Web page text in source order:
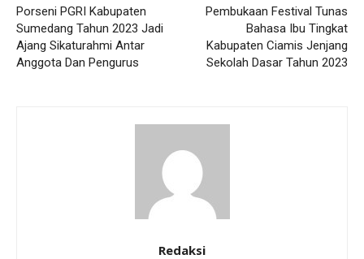
Porseni PGRI Kabupaten
Sumedang Tahun 2023 Jadi
Ajang Sikaturahmi Antar
Anggota Dan Pengurus
Pembukaan Festival Tunas
Bahasa Ibu Tingkat
Kabupaten Ciamis Jenjang
Sekolah Dasar Tahun 2023
Redaksi